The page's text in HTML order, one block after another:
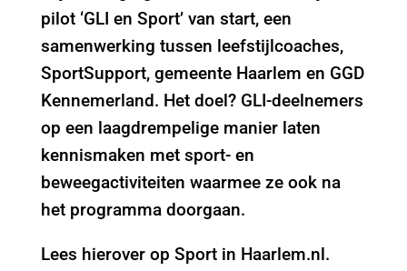
pilot ‘GLI en Sport’ van start, een
samenwerking tussen leefstijlcoaches,
SportSupport, gemeente Haarlem en GGD
Kennemerland. Het doel? GLI-deelnemers
op een laagdrempelige manier laten
kennismaken met sport- en
beweegactiviteiten waarmee ze ook na
het programma doorgaan.
Lees hierover op Sport in Haarlem.nl.